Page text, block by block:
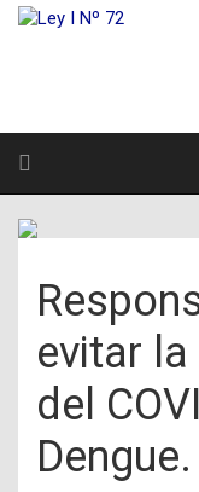
evitar
del
Dengue.